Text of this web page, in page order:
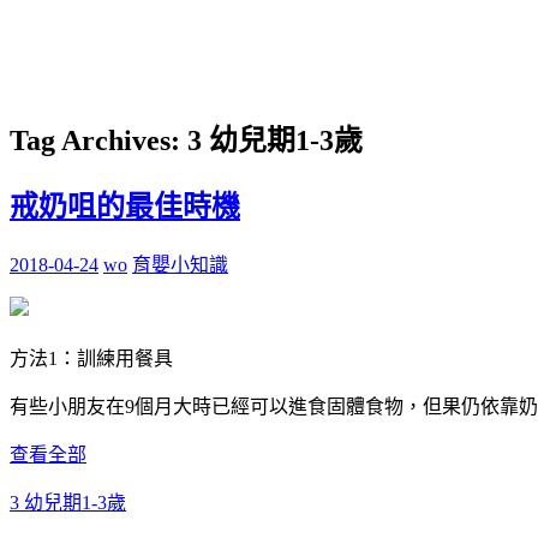
Tag Archives: 3 幼兒期1-3歲
戒奶咀的最佳時機
2018-04-24 wo 育嬰小知識
方法1：訓練用餐具
有些小朋友在9個月大時已經可以進食固體食物，但果仍依
查看全部
3 幼兒期1-3歲